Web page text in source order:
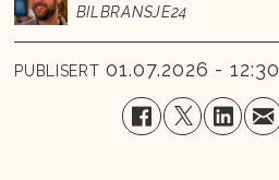
BILBRANSJE24
PUBLISERT 01.07.2026 - 12:30